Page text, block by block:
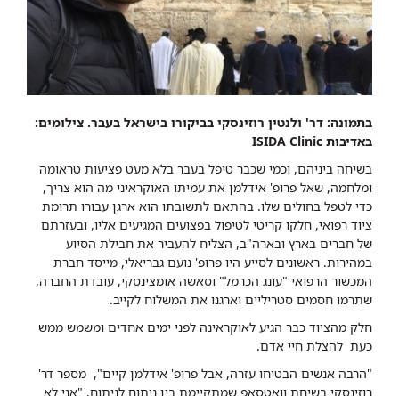
בתמונה: דר' ולנטין רוזינסקי בביקורו בישראל בעבר. צילומים:
באדיבות ISIDA Clinic
בשיחה ביניהם, וכמי שכבר טיפל בעבר בלא מעט פציעות טראומה
ומלחמה, שאל פרופ' אידלמן את עמיתו האוקראיני מה הוא צריך,
כדי לטפל בחולים שלו. בהתאם לתשובתו הוא ארגן עבורו תרומת
ציוד רפואי, חלקו קריטי לטיפול בפצועים המגיעים אליו, ובעזרתם
של חברים בארץ ובארה"ב, הצליח להעביר את חבילת הסיוע
במהירות. ראשונים לסייע היו פרופ' נועם גבריאלי, מייסד חברת
המכשור הרפואי "עונג הכרמל" וסאשה אומצינסקי, עובדת החברה,
שתרמו חסמים סטריליים וארגנו את המשלוח לקייב.
חלק מהציוד כבר הגיע לאוקראינה לפני ימים אחדים ומשמש ממש
כעת להצלת חיי אדם.
"הרבה אנשים הבטיחו עזרה, אבל פרופ' אידלמן קיים", מספר דר'
רוזינסקי בשיחת וואטסאפ שמתקיימת בין ניתוח לניתוח, "אני לא